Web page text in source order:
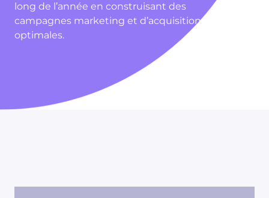
long de l’année en construisant des
campagnes marketing et d’acquisition
optimales.